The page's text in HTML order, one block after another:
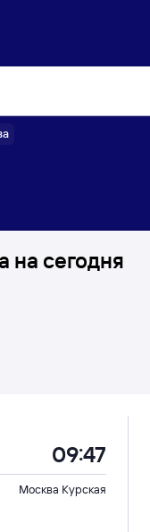
на сегодня
09:47
Москва Курская